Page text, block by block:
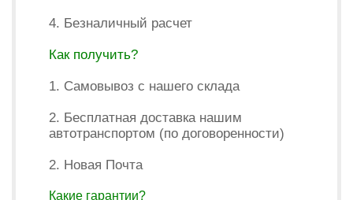
4. Безналичный расчет
Как получить?
1. Самовывоз с нашего склада
2. Бесплатная доставка нашим
автотранспортом (по договоренности)
2. Новая Почта
Какие гарантии?